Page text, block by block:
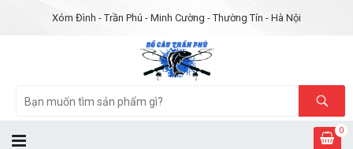
Xóm Đình - Trần Phú - Minh Cường - Thường Tín - Hà Nội
0